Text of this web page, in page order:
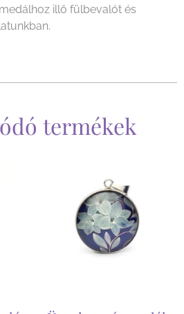
illő fülbevalót és
termékek